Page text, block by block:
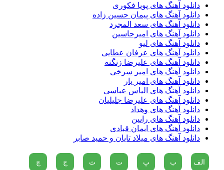
دانلود آهنگ های پویا فکوری
دانلود آهنگ های پیمان حسین زاده
دانلود آهنگ های سعد المجرد
دانلود آهنگ های امیرحاسین
دانلود آهنگ های لیو
دانلود آهنگ های عرفان عطایی
دانلود آهنگ های علیرضا زنگنه
دانلود آهنگ های امیر سرخی
دانلود آهنگ های امیر یار
دانلود آهنگ های الیاس عباسی
دانلود آهنگ های علیرضا جلیلیان
دانلود آهنگ های وهداد
دانلود آهنگ های رایین
دانلود آهنگ های ایمان قبادی
دانلود آهنگ های میلاد تایان و حمید صابر
الف ب پ ت ث ج چ